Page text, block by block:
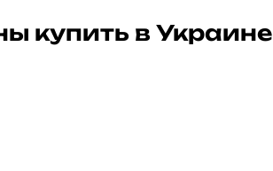
купить в Украине